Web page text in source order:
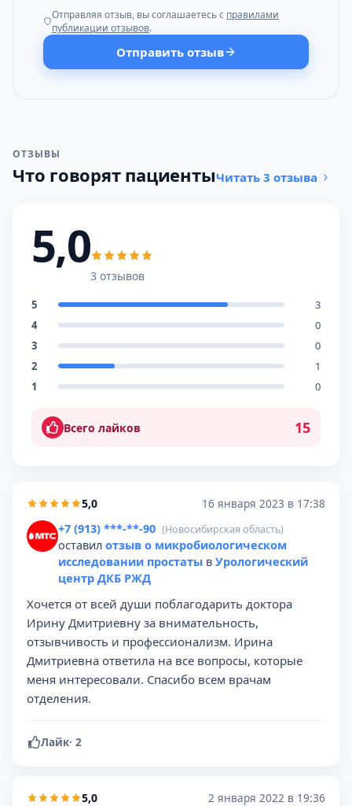
Отправляя отзыв, вы соглашаетесь с правилами
публикации отзывов.
Отправить отзыв
ОТЗЫВЫ
Что говорят пациентыЧитать 3 отзыва
5,0
3 отзывов
5
3
4
0
3
0
2
1
1
0
Всего лайков 15
5,0 16 января 2023 в 17:38
+7 (913) ***-**-90 (Новосибирская область)
оставил отзыв о микробиологическом
исследовании простаты в Урологический
центр ДКБ РЖД
Хочется от всей души поблагодарить доктора
Ирину Дмитриевну за внимательность,
отзывчивость и профессионализм. Ирина
Дмитриевна ответила на все вопросы, которые
меня интересовали. Спасибо всем врачам
отделения.
Лайк· 2
5,0 2 января 2022 в 19:36